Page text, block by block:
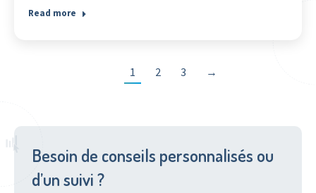
Read more
1 2 3 →
Besoin de conseils personnalisés ou
d’un suivi ?